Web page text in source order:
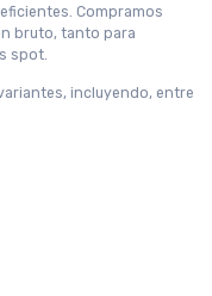
Compramos
bruto, tanto para
spot.
incluyendo, entre